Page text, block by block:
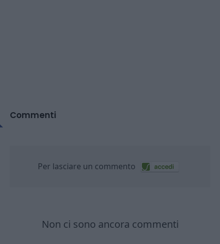
Commenti